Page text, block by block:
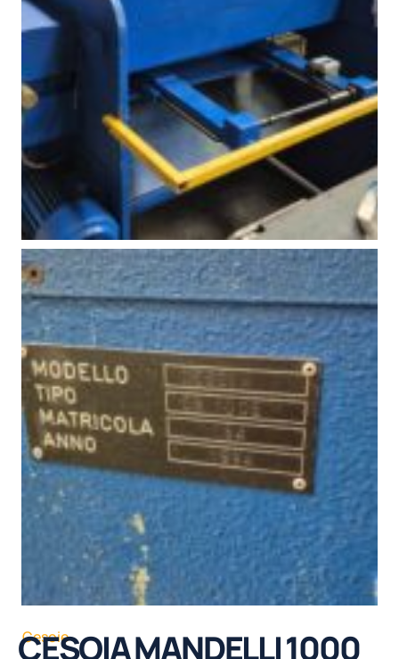
Cesoie
CESOIA MANDELLI 1000